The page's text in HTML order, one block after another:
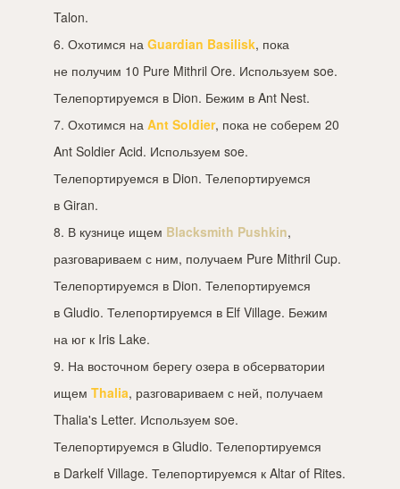
Talon.
6. Охотимся на Guardian Basilisk, пока
не получим 10 Pure Mithril Ore. Используем soe.
Телепортируемся в Dion. Бежим в Ant Nest.
7. Охотимся на Ant Soldier, пока не соберем 20
Ant Soldier Acid. Используем soe.
Телепортируемся в Dion. Телепортируемся
в Giran.
8. В кузнице ищем Blacksmith Pushkin,
разговариваем с ним, получаем Pure Mithril Cup.
Телепортируемся в Dion. Телепортируемся
в Gludio. Телепортируемся в Elf Village. Бежим
на юг к Iris Lake.
9. На восточном берегу озера в обсерватории
ищем Thalia, разговариваем с ней, получаем
Thalia's Letter. Используем soe.
Телепортируемся в Gludio. Телепортируемся
в Darkelf Village. Телепортируемся к Altar of Rites.